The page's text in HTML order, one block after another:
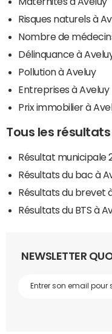
Risques naturels à
Nombre de
Délinquance à
Pollution à Aveluy
Entreprises à Aveluy
Prix immobilier à
Tous les
Résultat municipale
Résultats du bac à
Résultats du brevet
Résultats du BTS à
NEWSLETTER